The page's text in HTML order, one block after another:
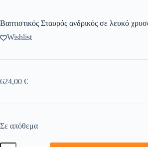
Βαπτιστικός Σταυρός ανδρικός σε λευκό
Wishlist
624,00 €
Σε απόθεμα